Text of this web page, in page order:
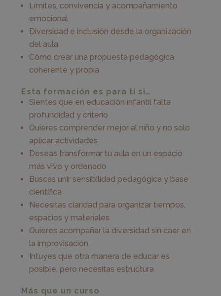
Límites, convivencia y acompañamiento
emocional
Diversidad e inclusión desde la organización
del aula
Cómo crear una propuesta pedagógica
coherente y propia
Esta formación es para ti si…
Sientes que en educación infantil falta
profundidad y criterio
Quieres comprender mejor al niño y no solo
aplicar actividades
Deseas transformar tu aula en un espacio
más vivo y ordenado
Buscas unir sensibilidad pedagógica y base
científica
Necesitas claridad para organizar tiempos,
espacios y materiales
Quieres acompañar la diversidad sin caer en
la improvisación
Intuyes que otra manera de educar es
posible, pero necesitas estructura
Más que un curso